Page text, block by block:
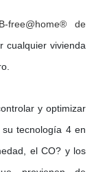
free@home® de
cualquier vivienda
y optimizar
tecnología 4 en
el CO? y los